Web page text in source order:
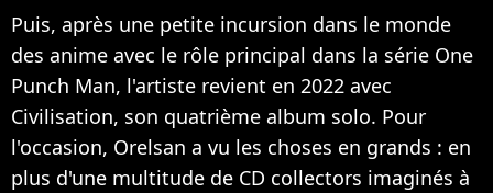
Puis, après une petite incursion dans le monde
des anime avec le rôle principal dans la série One
Punch Man, l'artiste revient en 2022 avec
Civilisation, son quatrième album solo. Pour
l'occasion, Orelsan a vu les choses en grands : en
plus d'une multitude de CD collectors imaginés à